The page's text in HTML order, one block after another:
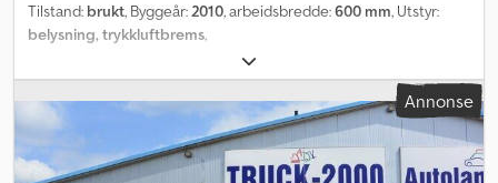
Tilstand: brukt, Byggeår:2010, arbeidsbredde:600 mm, Utstyr:
belysning, trykkluftbrems,
Annonse